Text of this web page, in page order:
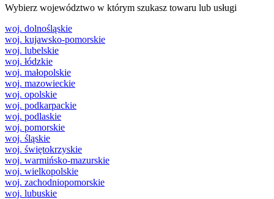
Wybierz województwo w którym szukasz towaru lub usługi
woj. dolnośląskie
woj. kujawsko-pomorskie
woj. lubelskie
woj. łódzkie
woj. małopolskie
woj. mazowieckie
woj. opolskie
woj. podkarpackie
woj. podlaskie
woj. pomorskie
woj. śląskie
woj. świętokrzyskie
woj. warmińsko-mazurskie
woj. wielkopolskie
woj. zachodniopomorskie
woj. lubuskie